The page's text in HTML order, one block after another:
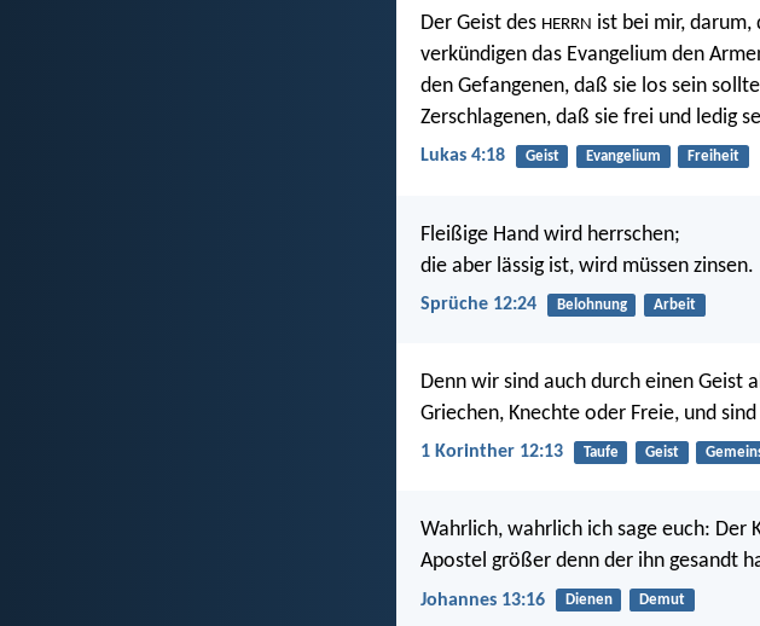
Der Geist des HERRN ist bei mir,
verkündigen das Evangelium den
den Gefangenen, daß sie los sein
Zerschlagenen, daß sie frei und ledig
Lukas 4:18 Geist Evangelium Freiheit
Fleißige Hand wird herrschen;
die aber lässig ist, wird müssen zinsen.
Sprüche 12:24 Belohnung Arbeit
Denn wir sind auch durch einen Geist
Griechen, Knechte oder Freie, und
1 Korinther 12:13 Taufe Geist
Wahrlich, wahrlich ich sage euch: Der
Apostel größer denn der ihn gesandt
Johannes 13:16 Dienen Demut